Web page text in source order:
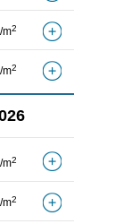
m2
m2
m2
m2